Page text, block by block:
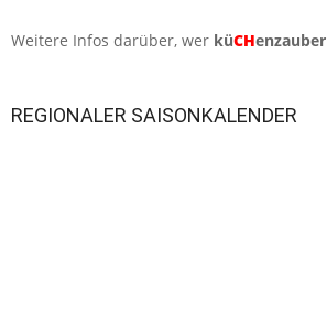
Weitere Infos darüber, wer küCHenzauber
REGIONALER SAISONKALENDER